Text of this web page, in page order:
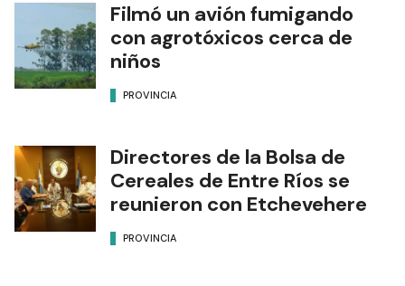
Filmó un avión fumigando
con agrotóxicos cerca de
niños
PROVINCIA
Directores de la Bolsa de
Cereales de Entre Ríos se
reunieron con Etchevehere
PROVINCIA